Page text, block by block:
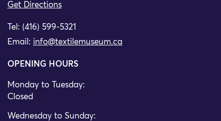
Get Directions
Tel: (416) 599-5321
Email: info@textilemuseum.ca
OPENING HOURS
Monday to Tuesday:
Closed
Wednesday to Sunday: